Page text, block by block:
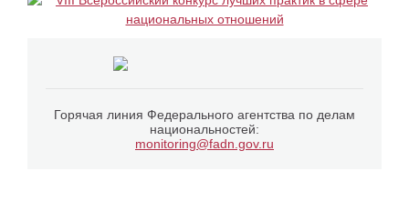
Горячая линия Федерального агентства по делам
национальностей:
monitoring@fadn.gov.ru